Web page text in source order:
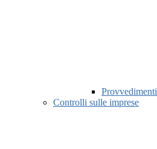
Controlli sulle imprese